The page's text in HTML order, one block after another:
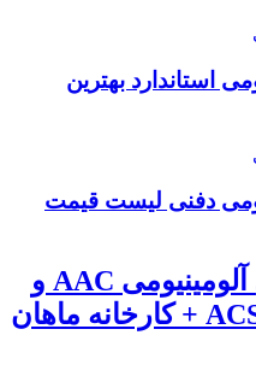
25*2 آلومینیومی استاندارد بهترین
16*2 آلومینیومی دفنی لیست قیمت
هادی هوایی آلومینیومی AAC و
AAAC و ACSR + کارخانه ماهان